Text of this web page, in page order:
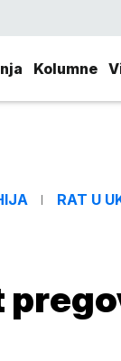
Kolumne
RAT U